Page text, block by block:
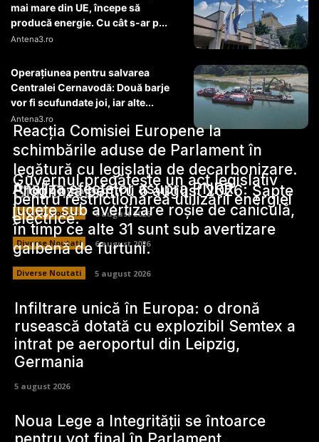
mai mare din UE, începe să
producă energie. Cu cât s-ar p...
Antena3.ro
Operaţiunea pentru salvarea
Centralei Cernavodă: Două barje
vor fi scufundate joi, iar alte...
Antena3.ro
Stiri Diverse:
Reacția Comisiei Europene la
schimbările aduse de Parlament în
legătură cu legislația de decarbonizare.
Analiza efectelor asupra PNRR.
Diverse Noutati 6 august 2026
Guvernul pregătește un act legislativ
pentru restricționarea utilizării energiei
electrice.
Diverse Noutati 6 august 2026
Prognoza pentru 6 august 2026: Șapte
județe sub avertizare roșie de caniculă,
în timp ce alte 31 sunt sub avertizare
galbenă de furtuni.
Diverse Noutati 5 august 2026
Infiltrare unică în Europa: o dronă
rusească dotată cu explozibil Semtex a
intrat pe aeroportul din Leipzig,
Germania
5 august 2026
Noua Lege a Integrității se întoarce